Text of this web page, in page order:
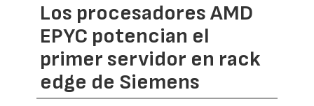
Los procesadores AMD
EPYC potencian el
primer servidor en rack
edge de Siemens